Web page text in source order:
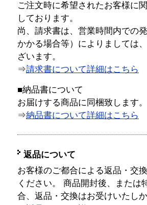
ご注文時に希望されたお客様に
しております。
尚、請求書は、営業時間内での
かかる場合等）によりましては
ざいます。
⇒請求書について詳細はこちら
■納品書について
お届けする商品に同梱致します。
⇒納品書について詳細はこちら
返品について
お客様のご都合による返品・交
ください。 商品開封後、または
合、返品・交換はお受けいたし